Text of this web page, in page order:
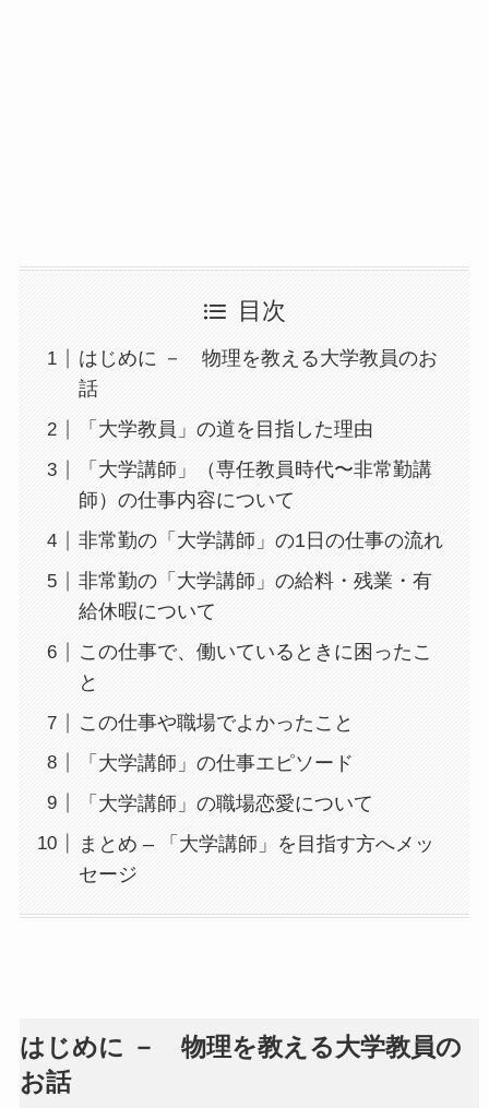
目次
はじめに － 物理を教える大学教員のお
話
「大学教員」の道を目指した理由
「大学講師」（専任教員時代〜非常勤講
師）の仕事内容について
非常勤の「大学講師」の1日の仕事の流れ
非常勤の「大学講師」の給料・残業・有
給休暇について
この仕事で、働いているときに困ったこ
と
この仕事や職場でよかったこと
「大学講師」の仕事エピソード
「大学講師」の職場恋愛について
まとめ – 「大学講師」を目指す方へメッ
セージ
はじめに － 物理を教える大学教員の
お話